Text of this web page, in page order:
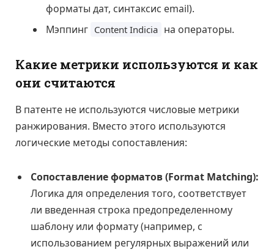
форматы дат, синтаксис email).
Мэппинг Content Indicia на операторы.
Какие метрики используются и как
они считаются
В патенте не используются числовые метрики
ранжирования. Вместо этого используются
логические методы сопоставления:
Сопоставление форматов (Format Matching):
Логика для определения того, соответствует
ли введенная строка предопределенному
шаблону или формату (например, с
использованием регулярных выражений или